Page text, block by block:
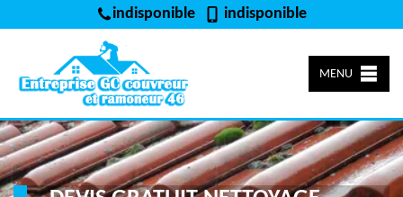
indisponible indisponible
MENU